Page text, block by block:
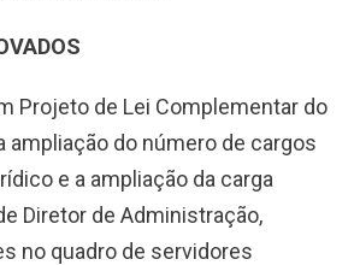
Projeto de Lei Complementar do
ampliação do número de cargos
e a ampliação da carga
Diretor de Administração,
no quadro de servidores